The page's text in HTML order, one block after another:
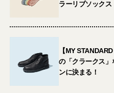
ラーリブソックス
【MY
の「クラークス
ンに決まる！